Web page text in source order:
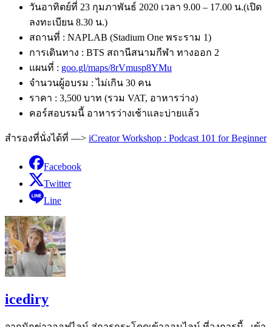
วันอาทิตย์ที่ 23 กุมภาพันธ์ 2020 เวลา 9.00 – 17.00 น.(เปิด
ลงทะเบียน 8.30 น.)
สถานที่ : NAPLAB (Stadium One พระราม 1)
การเดินทาง : BTS สถานีสนามกีฬา ทางออก 2
แผนที่ : goo.gl/maps/8rVmusp8YMu
จำนวนผู้อบรม : ไม่เกิน 30 คน
ราคา : 3,500 บาท (รวม VAT, อาหารว่าง)
คอร์สอบรมนี้ อาหารว่างเช้าและบ่ายแล้ว
สำรองที่นั่งได้ที่ —> iCreator Workshop : Podcast 101 for Beginner
Facebook
Twitter
Line
icediry